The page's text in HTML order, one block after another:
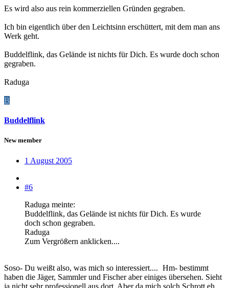
Es wird also aus rein kommerziellen Gründen gegraben.
Ich bin eigentlich über den Leichtsinn erschüttert, mit dem man ans
Werk geht.
Buddelflink, das Gelände ist nichts für Dich. Es wurde doch schon
gegraben.
Raduga
B
Buddelflink
New member
1 August 2005
#6
Raduga meinte:
Buddelflink, das Gelände ist nichts für Dich. Es wurde
doch schon gegraben.
Raduga
Zum Vergrößern anklicken....
Soso- Du weißt also, was mich so interessiert.... Hm- bestimmt
haben die Jäger, Sammler und Fischer aber einiges übersehen. Sieht
ja nicht sehr professionell aus dort. Aber da mich solch Schrott eh